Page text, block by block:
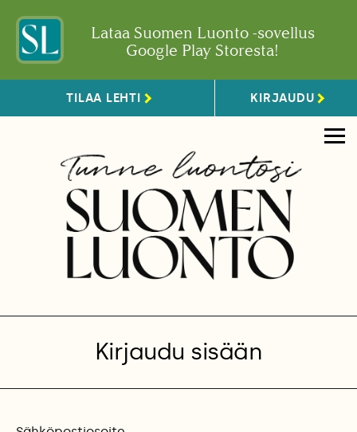
Lataa Suomen Luonto -sovellus
Google Play Storesta!
TILAA LEHTI KIRJAUDU
Kirjaudu sisään